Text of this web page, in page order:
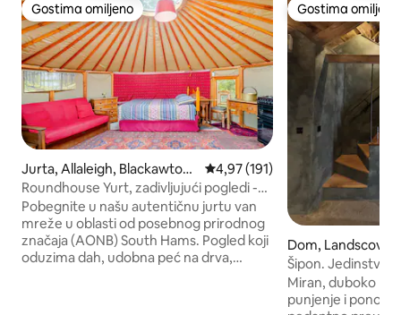
Gostima omiljeno
Gostima omiljeno
Jurta, Allaleigh, Blackawton,
Totnes
Prosečna ocena 4,97 od 5,
4,97 (191)
Roundhouse Yurt, zadivljujući pogledi -
Totnes/Dartmouth
Pobegnite u našu autentičnu jurtu van
mreže u oblasti od posebnog prirodnog
značaja (AONB) South Hams. Pogled koji
oduzima dah, udobna peć na drva,
Gostima omiljeno
Gostima omiljeno
Dom, Landscove
Šipon.
kratak odmor u
Miran, duboko
punjenje i